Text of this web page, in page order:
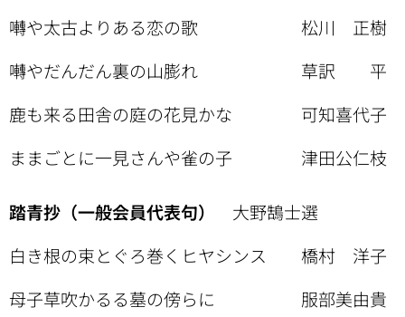
囀や太古よりある恋の歌 松川 正樹
囀やだんだん裏の山膨れ 草訳 平
鹿も来る田舎の庭の花見かな 可知喜代子
ままごとに一見さんや雀の子 津田公仁枝
踏青抄（一般会員代表句） 大野鵠士選
白き根の束とぐろ巻くヒヤシンス 橋村 洋子
母子草吹かるる墓の傍らに 服部美由貴